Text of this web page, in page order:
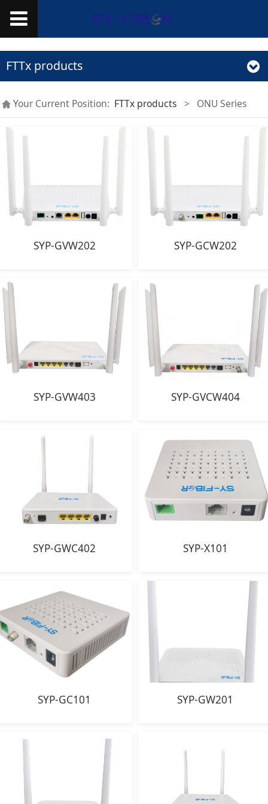
FTTx products
Your Current Position: FTTx products > ONU Series
SYP-GVW202 SYP-GCW202
SYP-GVW403 SYP-GVCW404
SYP-GWC402 SYP-X101
SYP-GC101 SYP-GW201